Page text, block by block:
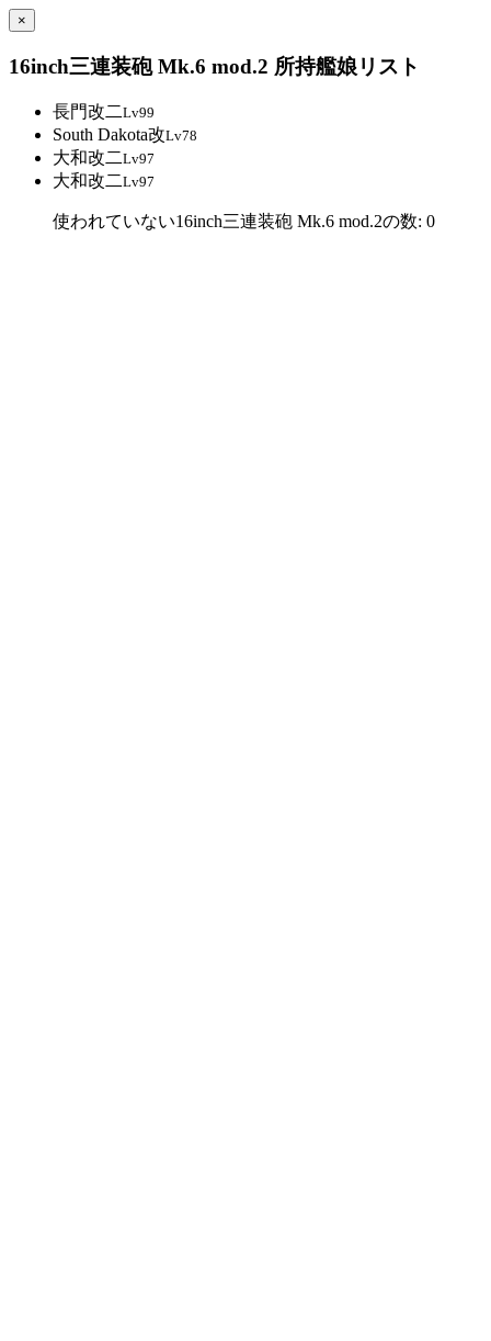
×
16inch三連装砲 Mk.6 mod.2 所持艦娘リスト
長門改二Lv99
South Dakota改Lv78
大和改二Lv97
大和改二Lv97
使われていない16inch三連装砲 Mk.6 mod.2の数: 0